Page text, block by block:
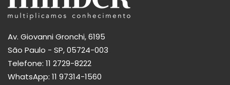
Av. Giovanni Gronchi, 6195
São Paulo - SP, 05724-003
Telefone: 11 2729-8222
WhatsApp: 11 97314-1560